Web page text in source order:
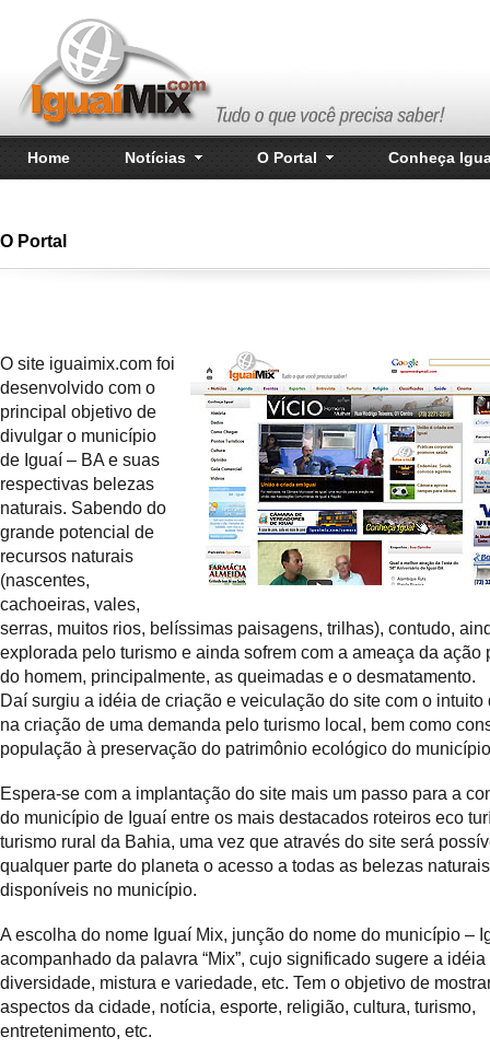
Home Notícias O Portal Conheça
O Portal
O site iguaimix.com foi
desenvolvido com o
principal objetivo de
divulgar o município
de Iguaí – BA e suas
respectivas belezas
naturais. Sabendo do
grande potencial de
recursos naturais
(nascentes,
cachoeiras, vales,
serras, muitos rios, belíssimas paisagens, trilhas), contudo,
explorada pelo turismo e ainda sofrem com a ameaça da ação
do homem, principalmente, as queimadas e o desmatamento.
Daí surgiu a idéia de criação e veiculação do site com o intuito
na criação de uma demanda pelo turismo local, bem como
população à preservação do patrimônio ecológico do
Espera-se com a implantação do site mais um passo para a
do município de Iguaí entre os mais destacados roteiros eco
turismo rural da Bahia, uma vez que através do site será
qualquer parte do planeta o acesso a todas as belezas naturais
disponíveis no município.
A escolha do nome Iguaí Mix, junção do nome do município –
acompanhado da palavra “Mix”, cujo significado sugere a idéia
diversidade, mistura e variedade, etc. Tem o objetivo de
aspectos da cidade, notícia, esporte, religião, cultura, turismo,
entretenimento, etc.